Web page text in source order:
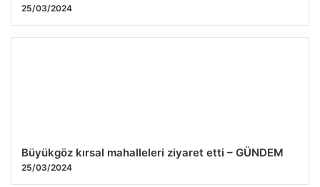
25/03/2024
Büyükgöz kırsal mahalleleri ziyaret etti – GÜNDEM
25/03/2024